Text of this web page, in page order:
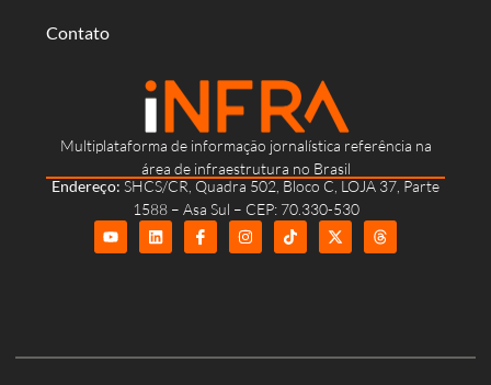
Multiplataforma de informação jornalística referência na
área de infraestrutura no Brasil
Endereço: SHCS/CR, Quadra 502, Bloco C, LOJA 37, Parte
1588 – Asa Sul – CEP: 70.330-530
Contato